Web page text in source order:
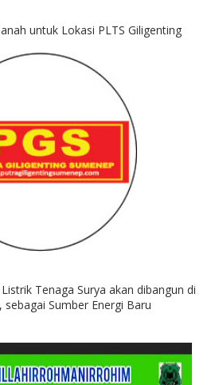
untuk Lokasi PLTS Giligenting
Tenaga Surya akan dibangun di
sebagai Sumber Energi Baru